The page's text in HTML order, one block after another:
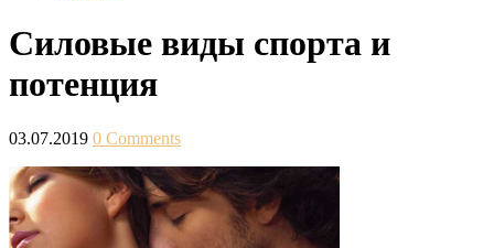
Силовые виды спорта и
потенция
03.07.2019 0 Comments